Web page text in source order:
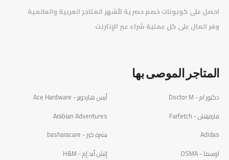
احصل على كوبونات خصم حصرية لأشهر المتاجر العربية والعالمية
وفر المال على كل عملية شراء عبر الإنترنت
المتاجر الموصى بها
دكتور ام - Doctor M
أيس هاردوير - Ace Hardware
فارفيتش - Farfetch
Arabian Adventures
Adidas
بشرة كير - basharacare
اوسما - OSMA
إتش أند إم - H&M